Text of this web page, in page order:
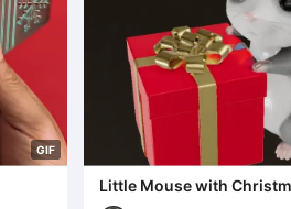
GIF
Little Mouse with